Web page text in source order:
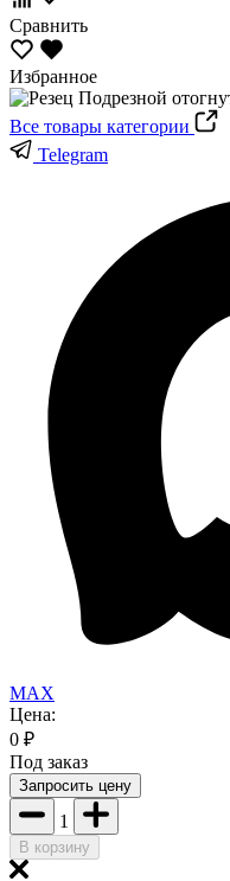
Сравнить
Избранное
Все товары категории
Telegram
MAX
Цена:
0 ₽
Под заказ
Запросить цену
1
В корзину